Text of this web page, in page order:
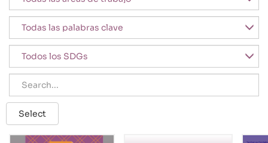
Palabras clave
SDGs
Search
Select